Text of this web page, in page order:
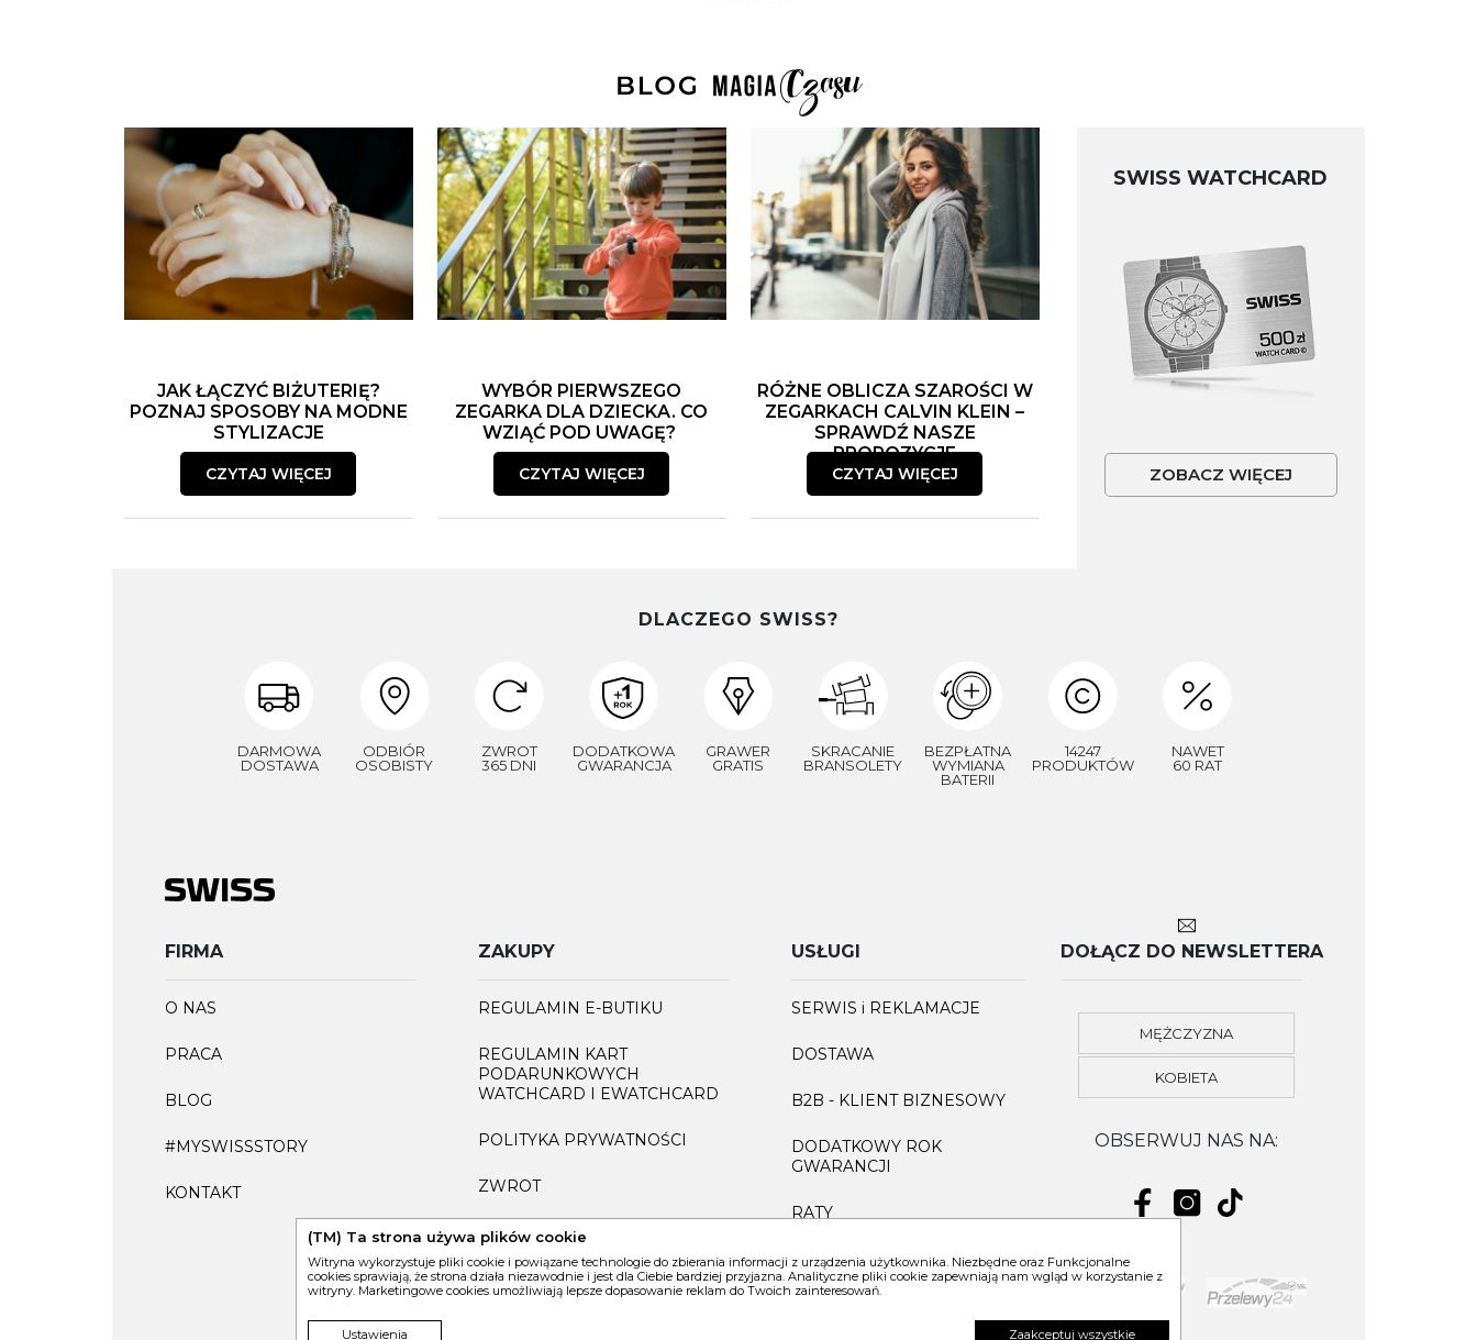
JAK ŁĄCZYĆ BIŻUTERIĘ?
POZNAJ SPOSOBY NA MODNE
STYLIZACJE
CZYTAJ WIĘCEJ
WYBÓR PIERWSZEGO
ZEGARKA DLA DZIECKA. CO
WZIĄĆ POD UWAGĘ?
CZYTAJ WIĘCEJ
RÓŻNE OBLICZA SZAROŚCI W
ZEGARKACH CALVIN KLEIN –
SPRAWDŹ NASZE
PROPOZYCJE
CZYTAJ WIĘCEJ
SWISS WATCHCARD
ZOBACZ WIĘCEJ
DLACZEGO SWISS?
DARMOWA
DOSTAWA
ODBIÓR
OSOBISTY
ZWROT
365 DNI
DODATKOWA
GWARANCJA
GRAWER
GRATIS
SKRACANIE
BRANSOLETY
BEZPŁATNA
WYMIANA
BATERII
14247
PRODUKTÓW
NAWET
60 RAT
FIRMA
O NAS
PRACA
BLOG
#MYSWISSSTORY
KONTAKT
ZAKUPY
REGULAMIN E-BUTIKU
REGULAMIN KART
PODARUNKOWYCH
WATCHCARD I EWATCHCARD
POLITYKA PRYWATNOŚCI
ZWROT
FAQ
USŁUGI
SERWIS i REKLAMACJE
DOSTAWA
B2B - KLIENT BIZNESOWY
DODATKOWY ROK
GWARANCJI
RATY
GRAWEROWANIE
DOŁĄCZ DO NEWSLETTERA
MĘŻCZYZNA
KOBIETA
OBSERWUJ NAS NA:
(TM) Ta strona używa plików cookie
Witryna wykorzystuje pliki cookie i powiązane technologie do zbierania informacji z urządzenia użytkownika. Niezbędne oraz Funkcjonalne
cookies sprawiają, że strona działa niezawodnie i jest dla Ciebie bardziej przyjazna. Analityczne pliki cookie zapewniają nam wgląd w korzystanie z
witryny. Marketingowe cookies umożliwiają lepsze dopasowanie reklam do Twoich zainteresowań.
Ustawienia Zaakceptuj wszystkie